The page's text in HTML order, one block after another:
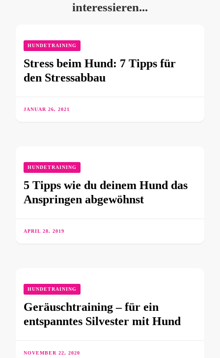
interessieren...
HUNDETRAINING
Stress beim Hund: 7 Tipps für
den Stressabbau
JANUAR 26, 2021
HUNDETRAINING
5 Tipps wie du deinem Hund das
Anspringen abgewöhnst
APRIL 28, 2019
HUNDETRAINING
Geräuschtraining – für ein
entspanntes Silvester mit Hund
NOVEMBER 22, 2020